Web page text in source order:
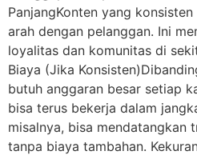
PanjangKonten yang
arah dengan pelanggan. Ini
loyalitas dan komunitas di
Biaya (Jika
butuh anggaran besar setiap
bisa terus bekerja dalam
misalnya, bisa mendatangkan
tanpa biaya tambahan.